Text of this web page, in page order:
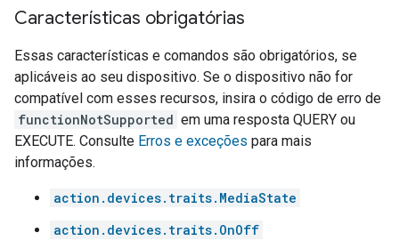
Características obrigatórias
Essas características e comandos são obrigatórios, se
aplicáveis ao seu dispositivo. Se o dispositivo não for
compatível com esses recursos, insira o código de erro de
functionNotSupported em uma resposta QUERY ou
EXECUTE. Consulte Erros e exceções para mais
informações.
action.devices.traits.MediaState
action.devices.traits.OnOff